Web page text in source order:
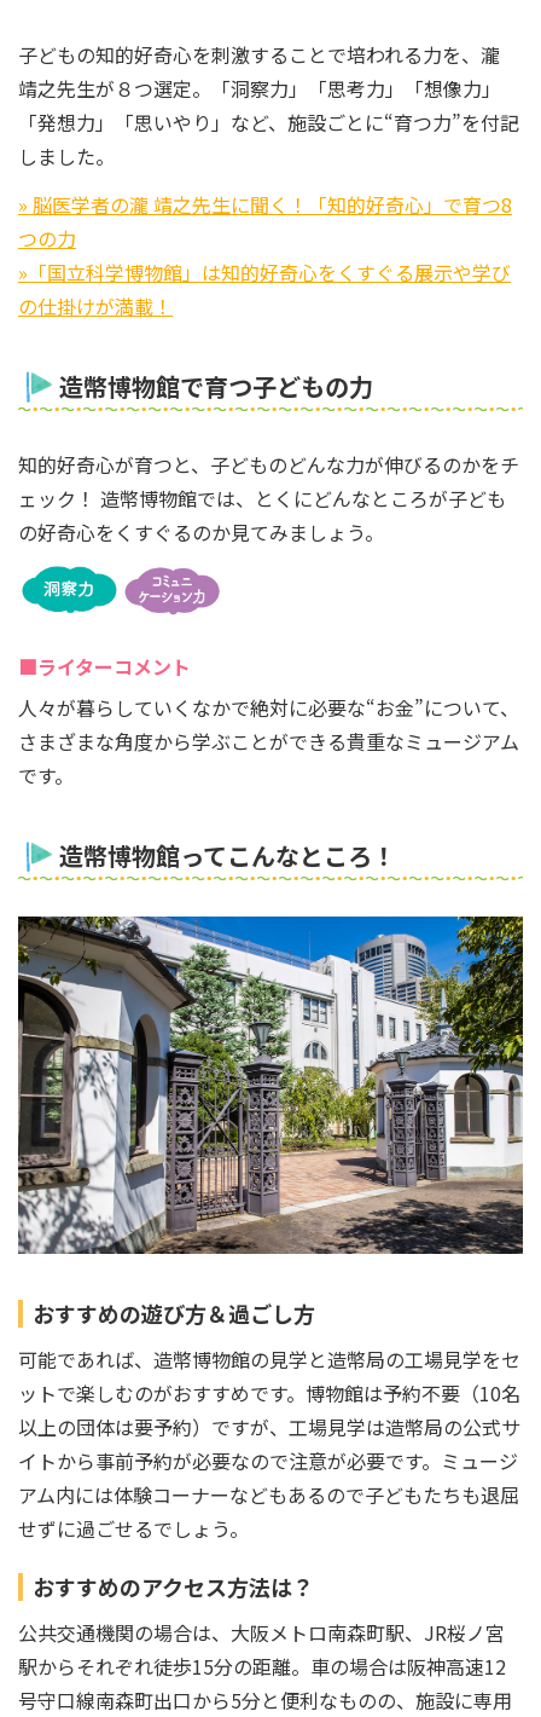
子どもの知的好奇心を刺激することで培われる力を、瀧
靖之先生が８つ選定。「洞察力」「思考力」「想像力」
「発想力」「思いやり」など、施設ごとに“育つ力”を付記
しました。
» 脳医学者の瀧 靖之先生に聞く！「知的好奇心」で育つ8
つの力
»「国立科学博物館」は知的好奇心をくすぐる展示や学び
の仕掛けが満載！
造幣博物館で育つ子どもの力
知的好奇心が育つと、子どものどんな力が伸びるのかをチ
ェック！ 造幣博物館では、とくにどんなところが子ども
の好奇心をくすぐるのか見てみましょう。
■ライターコメント
人々が暮らしていくなかで絶対に必要な“お金”について、
さまざまな角度から学ぶことができる貴重なミュージアム
です。
造幣博物館ってこんなところ！
おすすめの遊び方＆過ごし方
可能であれば、造幣博物館の見学と造幣局の工場見学をセ
ットで楽しむのがおすすめです。博物館は予約不要（10名
以上の団体は要予約）ですが、工場見学は造幣局の公式サ
イトから事前予約が必要なので注意が必要です。ミュージ
アム内には体験コーナーなどもあるので子どもたちも退屈
せずに過ごせるでしょう。
おすすめのアクセス方法は？
公共交通機関の場合は、大阪メトロ南森町駅、JR桜ノ宮
駅からそれぞれ徒歩15分の距離。車の場合は阪神高速12
号守口線南森町出口から5分と便利なものの、施設に専用